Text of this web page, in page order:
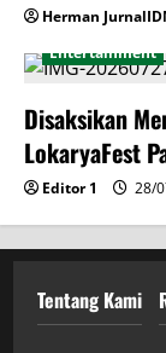
Herman
Entertainment
Disaksikan
LokaryaFest
Editor 1 28/
Tentang Kami